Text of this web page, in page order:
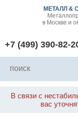
МЕТАЛЛ &
в Москве и
+7 (499) 390-82-
В связи с
вас